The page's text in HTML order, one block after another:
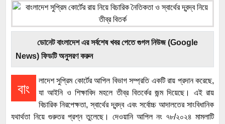
ডোনেট বাংলাদেশ এর সর্বশেষ খবর পেতে গুগল নিউজ (Google
News) ফিডটি অনুসরণ করুন
বাং
লাদেশ সুপ্রিম কোর্টের আপিল বিভাগ সম্প্রতি একটি রায় প্রদান করেছে,
যা আইনি ও শিক্ষাবিদ মহলে তীব্র বিতর্কের জন্ম দিয়েছে। এই রায়
বিচারিক নিরপেক্ষতা, স্বার্থের দ্বন্দ্ব এবং সর্বোচ্চ আদালতের সাংবিধানিক
যথার্থতা নিয়ে গুরুতর প্রশ্ন তুলেছে। দেওয়ানি আপিল নং ৭৮/২০২৪ মামলাটি